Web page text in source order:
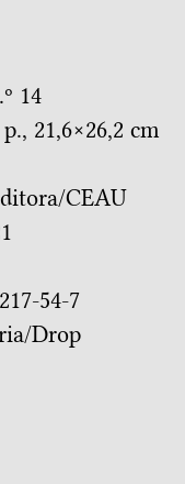
14
21,6×26,2 cm
CEAU
54-7
Drop